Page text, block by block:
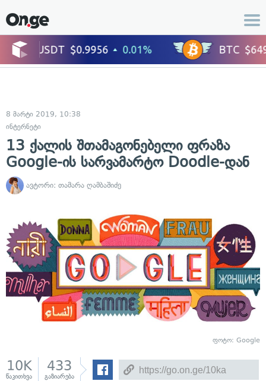
8 მარტი 2019, 10:38
ინტერნეტი
13 ქალის შთამაგონებელი ფრაზა
Google-ის სარვამარტო Doodle-დან
ავტორი: თამარა ღამბაშიძე
ფოტო: Google
10K
წაკითხვა
433
გაზიარება